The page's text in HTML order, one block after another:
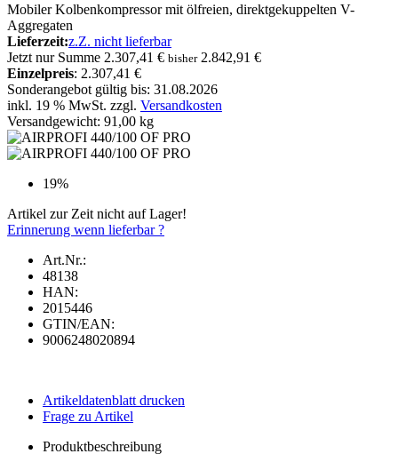
Mobiler Kolbenkompressor mit ölfreien, direktgekuppelten V-
Aggregaten
Lieferzeit:z.Z. nicht lieferbar
Jetzt nur Summe 2.307,41 € bisher2.842,91 €
Einzelpreis: 2.307,41 €
Sonderangebot gültig bis: 31.08.2026
inkl. 19 % MwSt. zzgl. Versandkosten
Versandgewicht: 91,00 kg
19%
Artikel zur Zeit nicht auf Lager!
Erinnerung wenn lieferbar ?
Art.Nr.:
48138
HAN:
2015446
GTIN/EAN:
9006248020894
Artikeldatenblatt drucken
Frage zu Artikel
Produktbeschreibung